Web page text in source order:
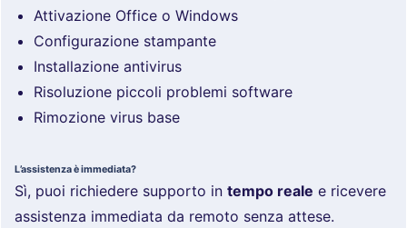
Attivazione Office o Windows
Configurazione stampante
Installazione antivirus
Risoluzione piccoli problemi software
Rimozione virus base
L’assistenza è immediata?
Sì, puoi richiedere supporto in tempo reale e ricevere
assistenza immediata da remoto senza attese.